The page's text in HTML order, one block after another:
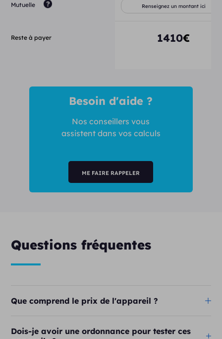
Mutuelle
Reste à payer 1410€
Besoin d'aide ?
Nos conseillers vous
assistent dans vos calculs
ME FAIRE RAPPELER
Questions fréquentes
Que comprend le prix de l'appareil ?
Dois-je avoir une ordonnance pour tester ces